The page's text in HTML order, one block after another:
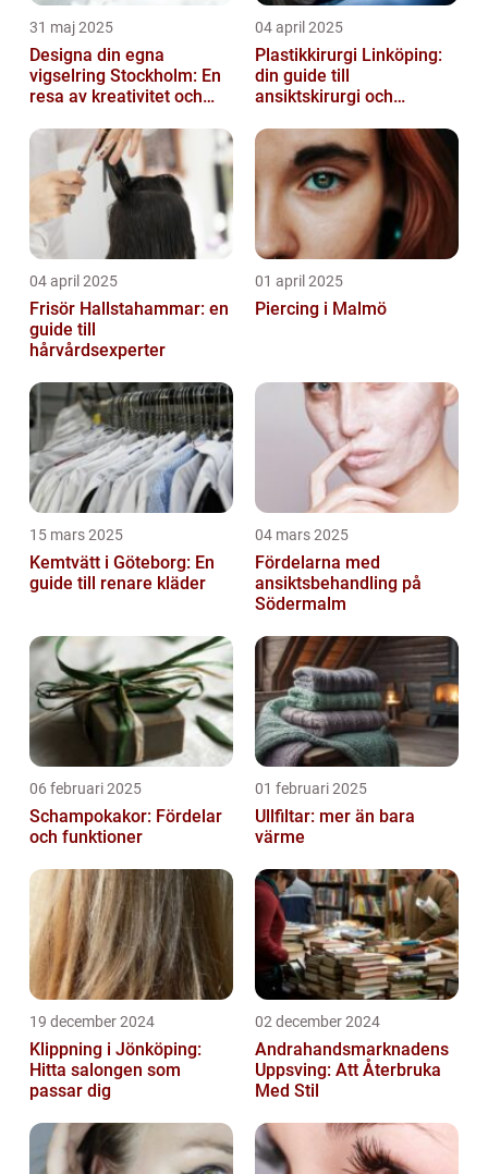
31 maj 2025
Designa din egna
vigselring Stockholm: En
resa av kreativitet och
04 april 2025
Plastikkirurgi Linköping:
din guide till
ansiktskirurgi och
04 april 2025
Frisör Hallstahammar: en
guide till
hårvårdsexperter
01 april 2025
Piercing i Malmö
15 mars 2025
Kemtvätt i Göteborg: En
guide till renare kläder
04 mars 2025
Fördelarna med
ansiktsbehandling på
Södermalm
06 februari 2025
Schampokakor: Fördelar
och funktioner
01 februari 2025
Ullfiltar: mer än bara
värme
19 december 2024
Klippning i Jönköping:
Hitta salongen som
passar dig
02 december 2024
Andrahandsmarknadens
Uppsving: Att Återbruka
Med Stil